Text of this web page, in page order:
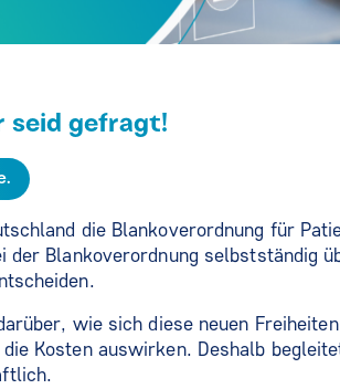
seid gefragt!
die Blankoverordnung für
Blankoverordnung selbstständig
wie sich diese neuen
Kosten auswirken. Deshalb